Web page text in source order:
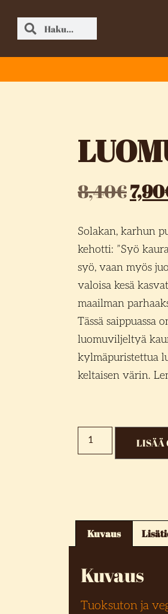
8,40€7,90
Solakan, karhun
kehotti: ”Syö
syö, vaan myös
valoisa kesä
maailman
Tässä saippuassa
luomuviljeltyä
kylmäpuristettua
keltaisen värin.
LISÄÄ
Kuvaus
Kuvaus
Tuoksuton ja